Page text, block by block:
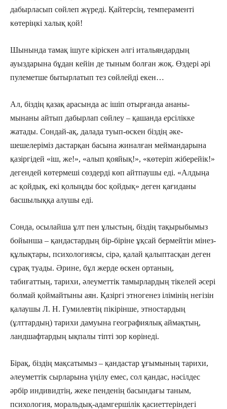
дабырласып сөйлеп жүреді. Қайтерсің, темпераменті
көтеріңкі халық қой!
Шынында тамақ ішуге кіріскен әлгі итальяндардың
ауыздарына бұдан кейін де тыным болған жоқ. Өздері әрі
пулеметше бытырлатып тез сөйлейді екен…
Ал, біздің қазақ арасында ас ішіп отырғанда ананы-
мынаны айтып дабырлап сөйлеу – қашанда ерсілікке
жатады. Сондай-ақ, далада туып-өскен біздің әке-
шешелеріміз дастарқан басына жиналған меймандарына
қазіргідей «іш, же!», «алып қояйық!», «көтеріп жіберейік!»
дегендей көтермеші сөздерді көп айтпаушы еді. «Алдыңа
ас қойдық, екі қолыңды бос қойдық» деген қағиданы
басшылыққа алушы еді.
Сонда, осылайша ұлт пен ұлыстың, біздің тақырыбымыз
бойынша – қандас­тардың бір-біріне ұқсай бермейтін мінез-
құлықтары, психологиясы, сірә, қалай қалыптасқан деген
сұрақ туады. Әрине, бұл жерде өскен ортаның,
табиғаттың, тарихи, әлеуметтік тамырлардың тіке­лей әсері
болмай қоймайтыны аян. Қазіргі этногенез ілімінің негізін
қалау­шы Л. Н. Гумилевтің пікірінше, этнос­тардың
(ұлттардың) тарихи дамуына географиялық аймақтың,
ланд­шаф­тардың ықпалы тіпті зор көрі­неді.
Бірақ, біздің мақсатымыз – қандастар ұғымының тарихи,
әлеуметтік сырларына үңілу емес, сол қандас, нәсілдес
әрбір индивидтің, жеке пенденің басындағы таным,
психология, мораль­дық-адам­гершілік қасиеттеріндегі